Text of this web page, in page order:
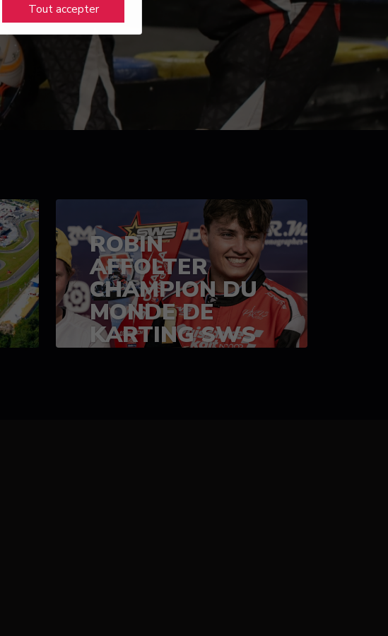
Tout accepter
ROBIN
AFFOLTER
CHAMPION DU
MONDE DE
KARTING SWS